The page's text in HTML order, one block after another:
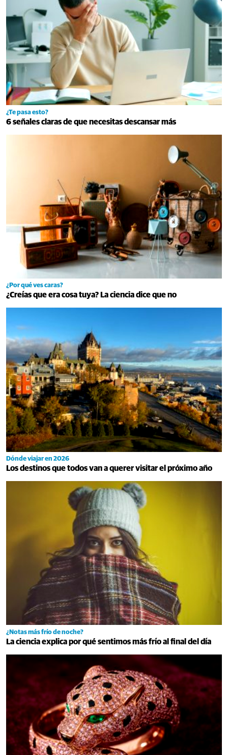
¿Te pasa esto?
6 señales claras de que necesitas descansar más
¿Por qué ves caras?
¿Creías que era cosa tuya? La ciencia dice que no
Dónde viajar en 2026
Los destinos que todos van a querer visitar el próximo año
¿Notas más frío de noche?
La ciencia explica por qué sentimos más frío al final del día